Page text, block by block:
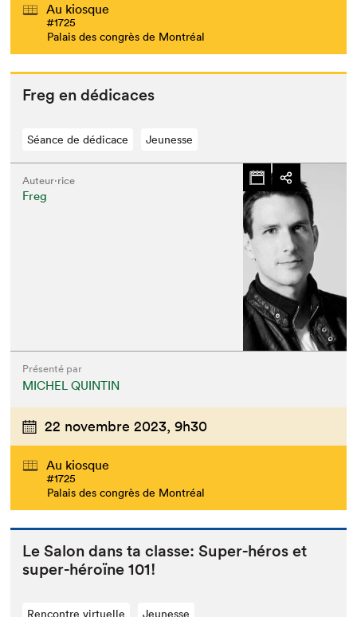
Au kiosque
#1725
Palais des congrès de Montréal
Freg en dédicaces
Séance de dédicace Jeunesse
Auteur·rice
Freg
Présenté par
MICHEL QUINTIN
22 novembre 2023, 9h30
Au kiosque
#1725
Palais des congrès de Montréal
Le Salon dans ta classe: Super-héros et
super-héroïne101!
Rencontre virtuelle Jeunesse